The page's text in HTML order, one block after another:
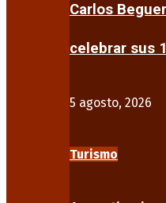
Carlos
celebrar sus
5 agosto, 2026
Turismo